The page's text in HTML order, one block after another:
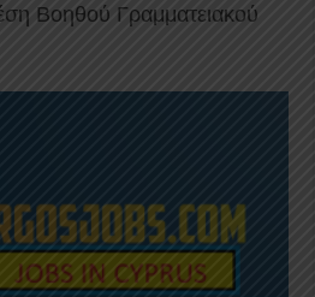
Βοηθού Γραμματειακού